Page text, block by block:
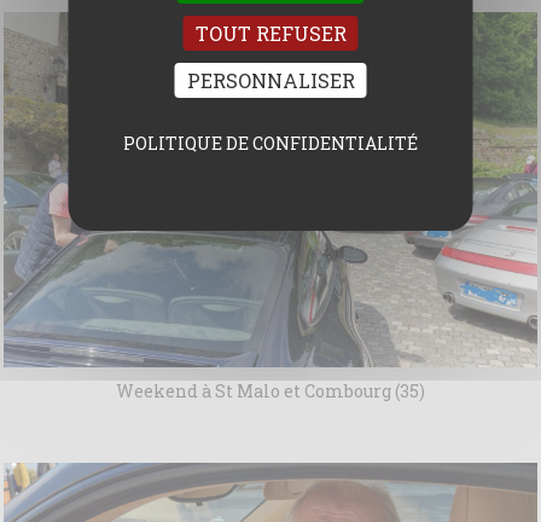
Weekend à St Malo et Combourg (35)
TOUT REFUSER
PERSONNALISER
POLITIQUE DE CONFIDENTIALITÉ